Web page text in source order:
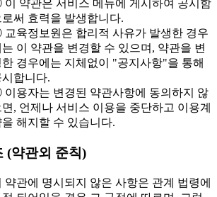
약관은 서비스 메뉴에 게시하여 공시함
로써 효력을 발생합니다.
육정보원은 합리적 사유가 발생한 경우
는 이 약관을 변경할 수 있으며, 약관을 변
한 경우에는 지체없이 "공지사항"을 통해
시합니다.
용자는 변경된 약관사항에 동의하지 않
면, 언제나 서비스 이용을 중단하고 이용계
을 해지할 수 있습니다.
(약관외 준칙)
약관에 명시되지 않은 사항은 관계 법령에